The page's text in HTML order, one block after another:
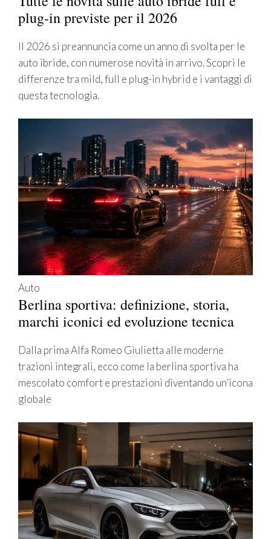
plug-in previste per il 2026
Il 2026 si preannuncia come un anno di svolta per le
auto ibride, con numerose novità in arrivo. Scopri le
differenze tra mild, full e plug-in hybrid e i vantaggi di
questa tecnologia.
Auto
Berlina sportiva: definizione, storia,
marchi iconici ed evoluzione tecnica
Dalla prima Alfa Romeo Giulietta alle moderne
trazioni integrali, ecco come la berlina sportiva ha
mescolato comfort e prestazioni diventando un’icona
globale